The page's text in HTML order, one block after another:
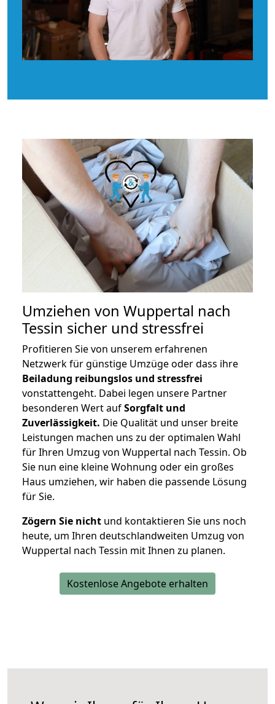
Umziehen von Wuppertal nach
Tessin sicher und stressfrei
Profitieren Sie von unserem erfahrenen
Netzwerk für günstige Umzüge oder dass ihre
Beiladung reibungslos und stressfrei
vonstattengeht. Dabei legen unsere Partner
besonderen Wert aufSorgfalt und
Zuverlässigkeit. Die Qualität und unser breite
Leistungen machen uns zu der optimalen Wahl
für Ihren Umzug von Wuppertal nach Tessin. Ob
Sie nun eine kleine Wohnung oder ein großes
Haus umziehen, wir haben die passende Lösung
für Sie.
Zögern Sie nicht und kontaktieren Sie uns noch
heute, um Ihren deutschlandweiten Umzug von
Wuppertal nach Tessin mit Ihnen zu planen.
Kostenlose Angebote erhalten